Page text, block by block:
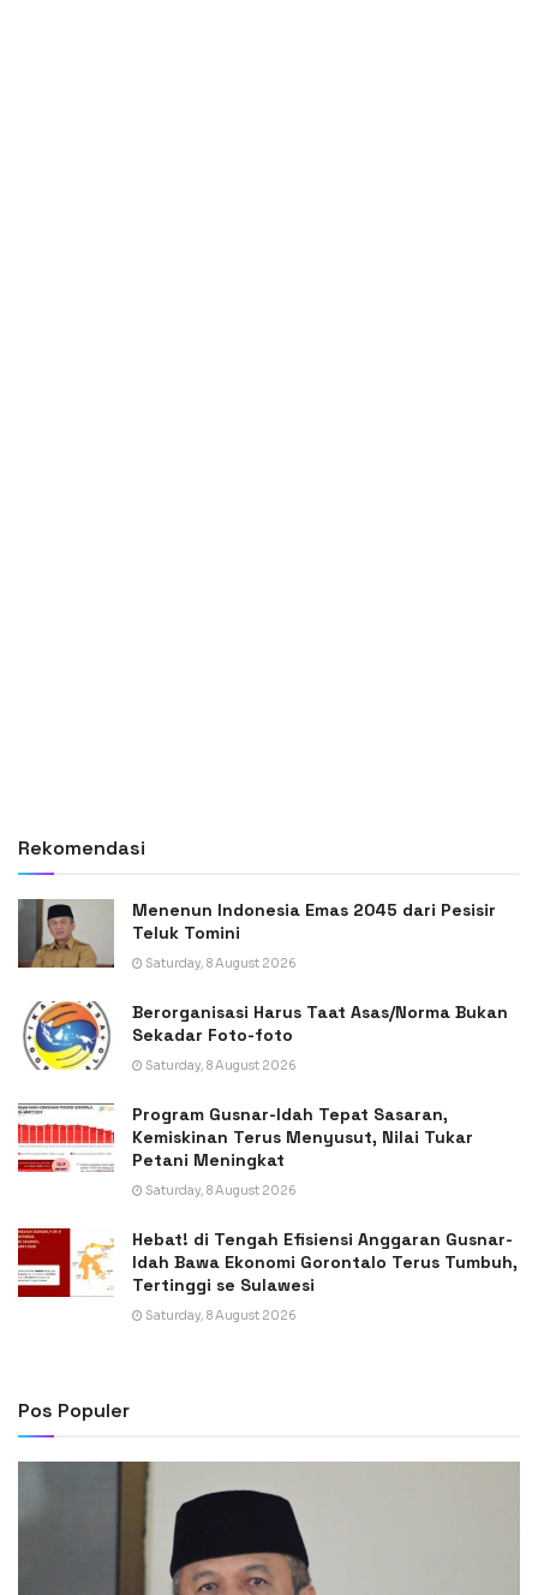
Rekomendasi
Menenun Indonesia Emas 2045 dari Pesisir
Teluk Tomini
Saturday, 8 August 2026
Berorganisasi Harus Taat Asas/Norma Bukan
Sekadar Foto-foto
Saturday, 8 August 2026
Program Gusnar-Idah Tepat Sasaran,
Kemiskinan Terus Menyusut, Nilai Tukar
Petani Meningkat
Saturday, 8 August 2026
Hebat! di Tengah Efisiensi Anggaran Gusnar-
Idah Bawa Ekonomi Gorontalo Terus Tumbuh,
Tertinggi se Sulawesi
Saturday, 8 August 2026
Pos Populer